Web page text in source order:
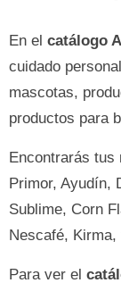
En el catálogo
cuidado
mascotas,
productos para
Encontrarás tus
Primor, Ayudín,
Sublime, Corn
Nescafé, Kirma,
Para ver el